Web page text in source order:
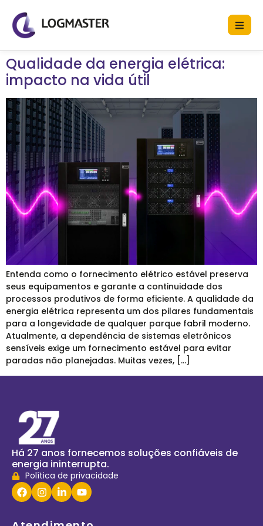
Qualidade da energia elétrica:
impacto na vida útil
Entenda como o fornecimento elétrico estável preserva
seus equipamentos e garante a continuidade dos
processos produtivos de forma eficiente. A qualidade da
energia elétrica representa um dos pilares fundamentais
para a longevidade de qualquer parque fabril moderno.
Atualmente, a dependência de sistemas eletrônicos
sensíveis exige um fornecimento estável para evitar
paradas não planejadas. Muitas vezes, […]
Há 27 anos fornecemos soluções confiáveis de
energia ininterrupta.
Política de privacidade